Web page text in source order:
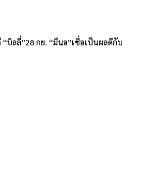
บิลลี่”28 กย. “มึนอ”เชื่อเป็นผลดีกับ